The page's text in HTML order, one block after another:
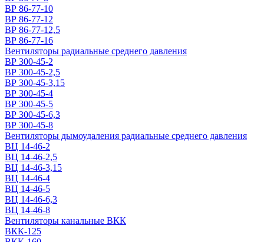
ВР 86-77-10
ВР 86-77-12
ВР 86-77-12,5
ВР 86-77-16
Вентиляторы радиальные среднего давления
ВР 300-45-2
ВР 300-45-2,5
ВР 300-45-3,15
ВР 300-45-4
ВР 300-45-5
ВР 300-45-6,3
ВР 300-45-8
Вентиляторы дымоудаления радиальные среднего давления
ВЦ 14-46-2
ВЦ 14-46-2,5
ВЦ 14-46-3,15
ВЦ 14-46-4
ВЦ 14-46-5
ВЦ 14-46-6,3
ВЦ 14-46-8
Вентиляторы канальные ВКК
ВКК-125